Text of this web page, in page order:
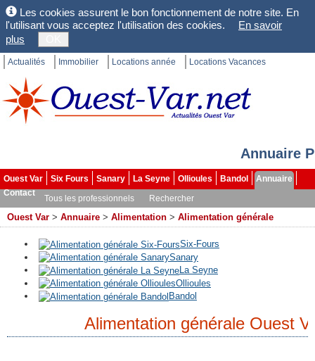
Les cookies assurent le bon fonctionnement de notre site. En
l'utilisant vous acceptez l'utilisation des cookies.
En savoir
plus
Actualités Immobilier Locations année Locations Vacances
Annuaire
Ouest Var Six Fours Sanary La Seyne Ollioules Bandol
Annuaire
Contact
Tous les professionnels Rechercher
Ouest Var > Annuaire > Alimentation > Alimentation générale
Six-Fours
Sanary
La Seyne
Ollioules
Bandol
Alimentation générale Ouest